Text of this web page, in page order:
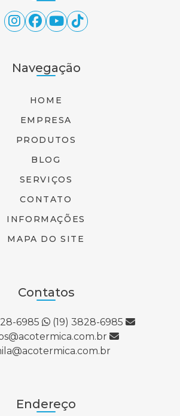
Navegação
HOME
EMPRESA
PRODUTOS
BLOG
SERVIÇOS
CONTATO
INFORMAÇÕES
MAPA DO SITE
Contatos
6985
(19) 3828-6985
Endereço